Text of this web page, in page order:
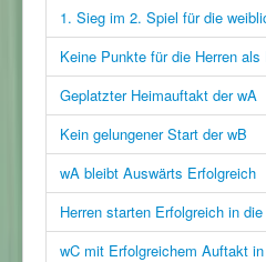
1. Sieg im 2. Spiel für die
Keine Punkte für die Herren
Geplatzter Heimauftakt der wA
Kein gelungener Start der wB
wA bleibt Auswärts Erfolgreich
Herren starten Erfolgreich in
wC mit Erfolgreichem Auftakt